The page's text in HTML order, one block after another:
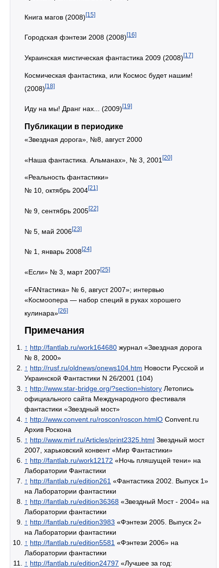
Книга магов (2008)[15]
Городская фэнтези 2008 (2008) [16]
Украинская мистическая фантастика 2009 (2008)[17]
Космическая фантастика, или Космос будет нашим!
(2008)[18]
Иду на мы! Дранг нах... (2009) [19]
Публикации в периодике
«Звездная дорога», №8, август 2000
«Наша фантастика. Альманах», № 3, 2001 [20]
«Реальность фантастики»
№ 10, октябрь 2004[21]
№ 9, сентябрь 2005[22]
№ 5, май 2006[23]
№ 1, январь 2008[24]
«Если» № 3, март 2007 [25]
«FANтастика» № 6, август 2007»; интервью
«Космоопера — набор специй в руках хорошего
кулинара»[26]
Примечания
↑ http://fantlab.ru/work164680 журнал «Звездная дорога
№ 8, 2000»
↑ http://rusf.ru/oldnews/onews104.htm Новости Русской и
Украинской Фантастики N 26/2001 (104)
↑ http://www.star-bridge.org/?section=history Летопись
официального сайта Международного фестиваля
фантастики «Звездный мост»
↑ http://www.convent.ru/roscon/roscon.htmlО Сonvent.ru
Архив Роскона
↑ http://www.mirf.ru/Articles/print2325.html Звездный мост
2007, харьковский конвент «Мир Фантастики»
↑ http://fantlab.ru/work12172 «Ночь пляшущей тени» на
Лаборатории Фантастики
↑ http://fantlab.ru/edition261 «Фантастика 2002. Выпуск 1»
на Лаборатории фантастики
↑ http://fantlab.ru/edition36368 «Звездный Мост - 2004» на
Лаборатории фантастики
↑ http://fantlab.ru/edition3983 «Фэнтези 2005. Выпуск 2»
на Лаборатории фантастики
↑ http://fantlab.ru/edition5581 «Фэнтези 2006» на
Лаборатории фантастики
↑ http://fantlab.ru/edition24797 «Лучшее за год: